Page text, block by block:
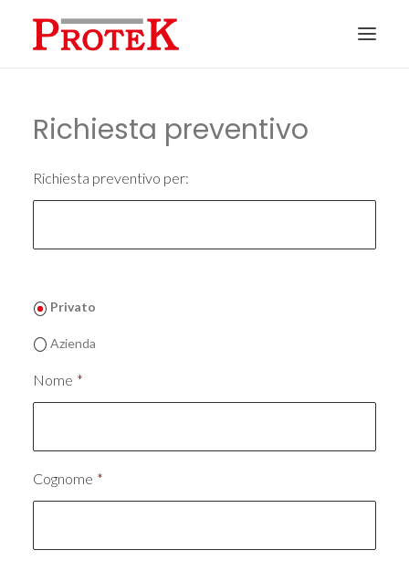
CHI SIAMO
SOLUZIONI
NEWS
ASSISTENZA
Richiesta preventivo
Richiesta preventivo per:
Privato
Azienda
Nome *
Cognome *